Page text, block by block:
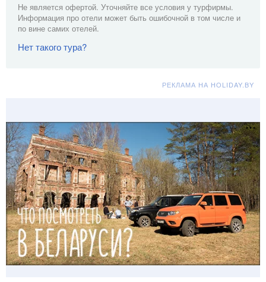
Не является офертой. Уточняйте все условия у турфирмы.
Информация про отели может быть ошибочной в том числе и
по вине самих отелей.
Нет такого тура?
РЕКЛАМА НА HOLIDAY.BY